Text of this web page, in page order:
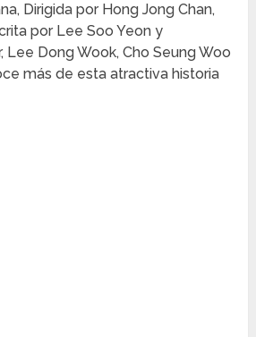
Dirigida por Hong Jong Chan,
por Lee Soo Yeon y
Lee Dong Wook, Cho Seung Woo
más de esta atractiva historia